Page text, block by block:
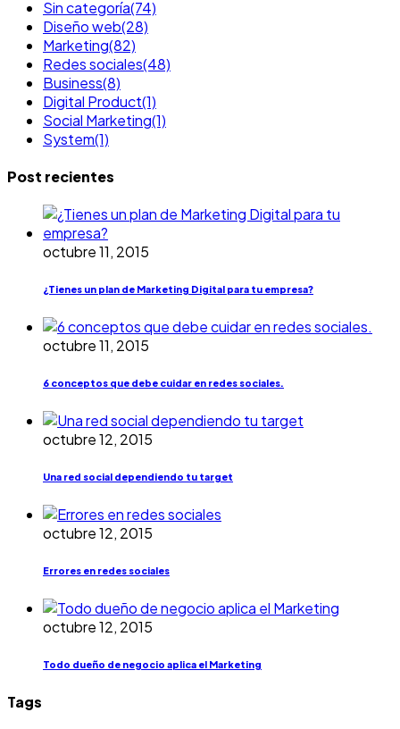
Sin categoría(74)
Diseño web(28)
Marketing(82)
Redes sociales(48)
Business(8)
Digital Product(1)
Social Marketing(1)
System(1)
Post recientes
octubre 11, 2015
¿Tienes un plan de Marketing Digital para tu empresa?
octubre 11, 2015
6 conceptos que debe cuidar en redes sociales.
octubre 12, 2015
Una red social dependiendo tu target
octubre 12, 2015
Errores en redes sociales
octubre 12, 2015
Todo dueño de negocio aplica el Marketing
Tags